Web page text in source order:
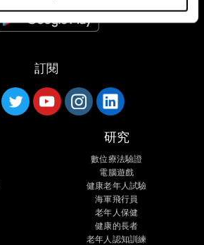
訂閱
研究
數位療法驗證
電腦遊戲
健康老年人試驗
海軍飛行員
老年人保健
健康的長者
老年人認知訓練